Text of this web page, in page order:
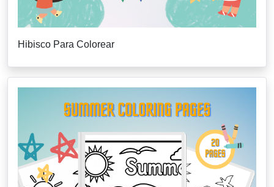
Hibisco Para Colorear